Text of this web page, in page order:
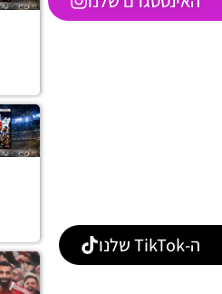
ה-TikTok שלנו